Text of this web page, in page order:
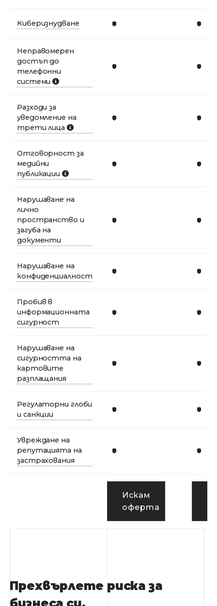
Киберизнудване
Неправомерен
достъп до
телефонни
системи
Разходи за
уведомление на
трети лица
Отговорност за
медийни
публикации
Нарушаване на
лично
пространство и
загуба на
документи
Нарушаване на
конфиденциалност
Пробив в
информационната
сигурност
Нарушаване на
сигурността на
картовите
разплащания
Регулаторни глоби
и санкции
Увреждане на
репутацията на
застрахования
Искам
оферта
Прехвърлете риска за
бизнеса си.